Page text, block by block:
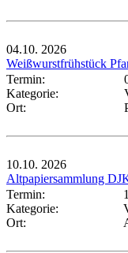
04.10. 2026
Weißwurstfrühstück
Termin:
Kategorie:
Ort:
10.10. 2026
Altpapiersammlung
Termin:
Kategorie:
Ort: